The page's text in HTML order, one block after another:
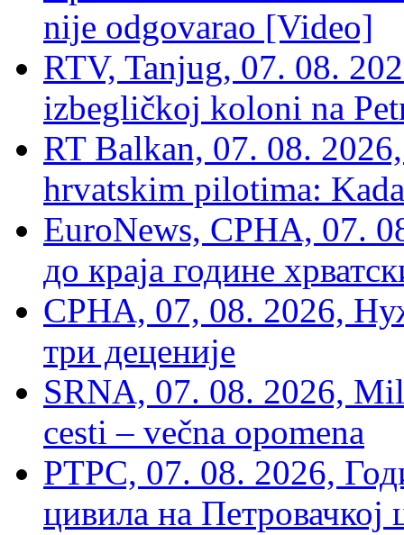
nije odgovarao [Video]
RTV, Tanjug, 07. 08.
izbegličkoj koloni na
RT Balkan, 07. 08.
hrvatskim pilotima:
EuroNews, СРНА, 07.
до краја године
СРНА, 07, 08. 2026,
три деценије
SRNA, 07. 08. 2026,
cesti – večna opomena
РТРС, 07. 08. 2026,
цивила на Петровачкој